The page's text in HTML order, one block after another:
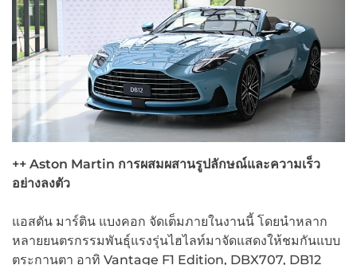
++ Aston Martin การผสมผสานรูปลักษณ์และความเร็ว
อย่างลงตัว
แอสตัน มาร์ติน แบงคอก จัดเต็มภายในงานนี้ โดยนำหลาก
หลายยนตรกรรมพันธุ์แรงรุ่นไฮไลท์มาจัดแสดงให้ชมกันแบบ
ตระกานตา อาทิ Vantage F1 Edition, DBX707, DB12